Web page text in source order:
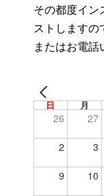
その都度イ
ストしますの
またはお電話
日 月
26 27
2 3
9 10